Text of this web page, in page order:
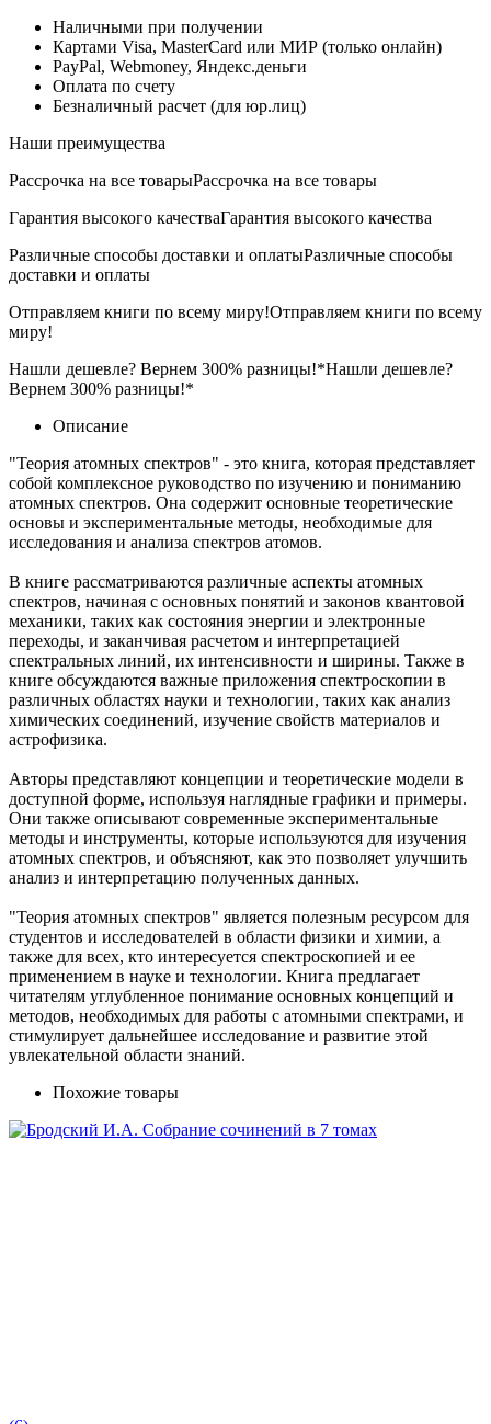
Наличными при получении
Картами Visa, MasterCard или МИР (только онлайн)
PayPal, Webmoney, Яндекс.деньги
Оплата по счету
Безналичный расчет (для юр.лиц)
Наши преимущества
Рассрочка на все товарыРассрочка на все товары
Гарантия высокого качестваГарантия высокого качества
Различные способы доставки и оплатыРазличные способы
доставки и оплаты
Отправляем книги по всему миру!Отправляем книги по всему
миру!
Нашли дешевле? Вернем 300% разницы!*Нашли дешевле?
Вернем 300% разницы!*
Описание
"Теория атомных спектров" - это книга, которая представляет
собой комплексное руководство по изучению и пониманию
атомных спектров. Она содержит основные теоретические
основы и экспериментальные методы, необходимые для
исследования и анализа спектров атомов.
В книге рассматриваются различные аспекты атомных
спектров, начиная с основных понятий и законов квантовой
механики, таких как состояния энергии и электронные
переходы, и заканчивая расчетом и интерпретацией
спектральных линий, их интенсивности и ширины. Также в
книге обсуждаются важные приложения спектроскопии в
различных областях науки и технологии, таких как анализ
химических соединений, изучение свойств материалов и
астрофизика.
Авторы представляют концепции и теоретические модели в
доступной форме, используя наглядные графики и примеры.
Они также описывают современные экспериментальные
методы и инструменты, которые используются для изучения
атомных спектров, и объясняют, как это позволяет улучшить
анализ и интерпретацию полученных данных.
"Теория атомных спектров" является полезным ресурсом для
студентов и исследователей в области физики и химии, а
также для всех, кто интересуется спектроскопией и ее
применением в науке и технологии. Книга предлагает
читателям углубленное понимание основных концепций и
методов, необходимых для работы с атомными спектрами, и
стимулирует дальнейшее исследование и развитие этой
увлекательной области знаний.
Похожие товары